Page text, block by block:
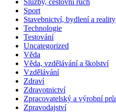
Sport
Stavebnictví, bydlení a reality
Technologie
Testování
Uncategorized
Věda
Věda, vzdělávání a školství
Vzdělávání
Zdraví
Zdravotnictví
Zpracovatelský a výrobní
Zpravodajství